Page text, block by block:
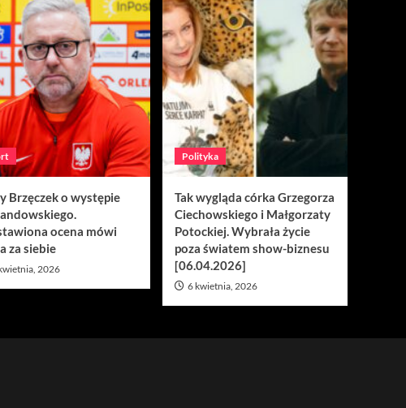
Brzęczek o występie
ocena mówi
za siebie
2026
Polityka
Tak wygląda córka Grzegorza
Ciechowskiego i Małgorzaty
Potockiej. Wybrała życie
poza światem show-biznesu
[06.04.2026]
6 kwietnia, 2026